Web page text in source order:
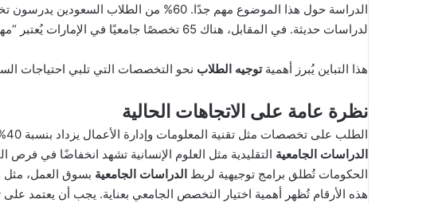
الدراسة حول هذا الموضوع مهم جدًا. 60% من
لدراسات حديثة. في المقابل، هناك 65 تخصصًا جامعيًا في الإمارات يُعتبر “مهن المستقبل”.
هذا التباين يُبرز أهميةتوجيه الطلاب نحو التخصصات التي تلبي احتياجات
نظرة عامة على الاتجاهات الحالية
الطلب على تخصصات مثل تقنية المعلومات وإدارة الأعمال يزداد بنسبة 40% سنويًا في الإمارات.
الدراسات الجامعية التقليدية مثل العلوم الإنسانية تشهد انخفاضًا في فرص
الحكومات تُطلق برامج توجيهية لربط الدراسات الجامعية بسوق العمل، مثل مبادرات
هذه الأرقام تُظهر أهمية اختيار التخصص الجامعي بعناية. يجب أن يعتمد على